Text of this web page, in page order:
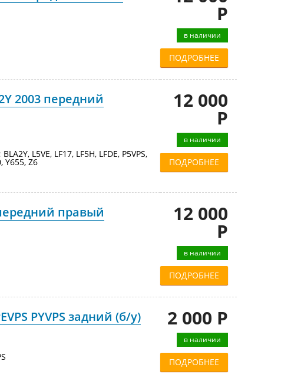
Р
в наличии
ПОДРОБНЕЕ
2003 передний
BLA2Y, L5VE, LF17, LF5H, LFDE, P5VPS,
Y655, Z6
12 000
Р
в наличии
ПОДРОБНЕЕ
правый 12 000
Р
в наличии
ПОДРОБНЕЕ
PYVPS задний (б/у) 2 000 Р
в наличии
ПОДРОБНЕЕ